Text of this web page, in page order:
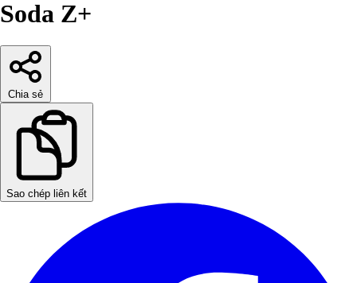
Soda Z+
Chia sẻ
Sao chép liên kết